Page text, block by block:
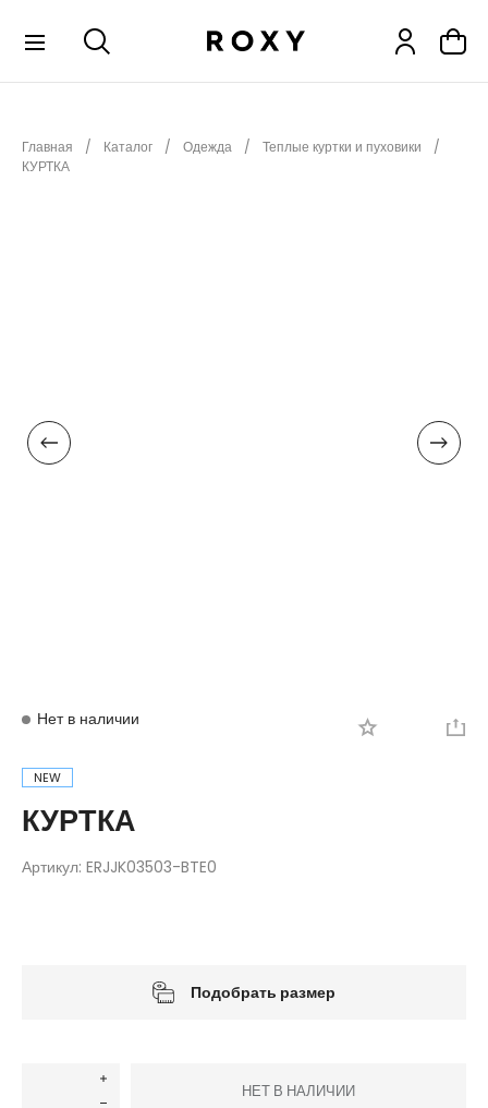
НОВИНКИ
АКСЕССУАРЫ
Главная Каталог Одежда
Теплые куртки и пуховики
КУРТКА
Нет в наличии
NEW
КУРТКА
Артикул: ERJJK03503-BTE0
Подобрать размер
НЕТ В НАЛИЧИИ